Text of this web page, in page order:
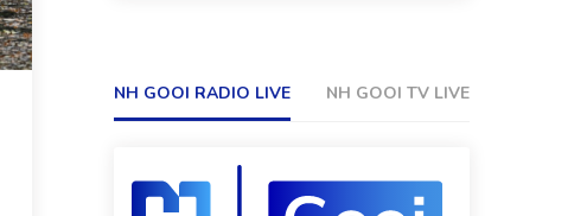
NH GOOI RADIO LIVE NH GOOI TV LIVE